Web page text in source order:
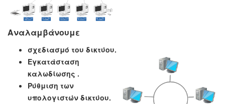
Αναλαμβάνουμε
σχεδιασμό του δικτύου.
Εγκατάσταση
καλωδίωσης .
Ρύθμιση των
υπολογιστών δικτύου.